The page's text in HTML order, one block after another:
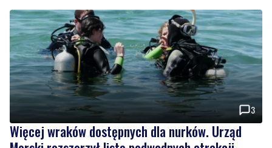
3
Więcej wraków dostępnych dla nurków. Urząd